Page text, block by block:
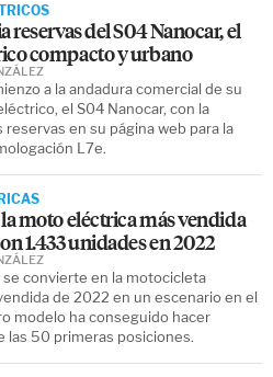
reservas del S04 Nanocar, el
compacto y urbano
a la andadura comercial de su
el S04 Nanocar, con la
reservas en su página web para la
L7e.
la moto eléctrica más vendida
1.433 unidades en 2022
se convierte en la motocicleta
de 2022 en un escenario en el
modelo ha conseguido hacer
las 50 primeras posiciones.